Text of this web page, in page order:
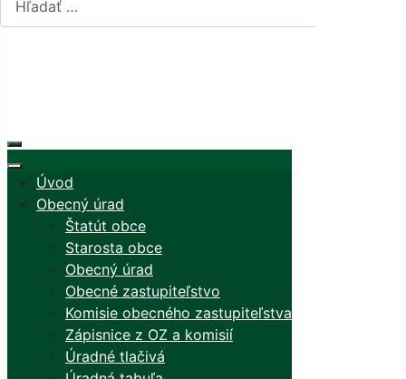
Úvod
Obecný úrad
Štatút obce
Starosta obce
Obecný úrad
Obecné zastupiteľstvo
Komisie obecného zastupiteľstva
Zápisnice z OZ a komisií
Úradné tlačivá